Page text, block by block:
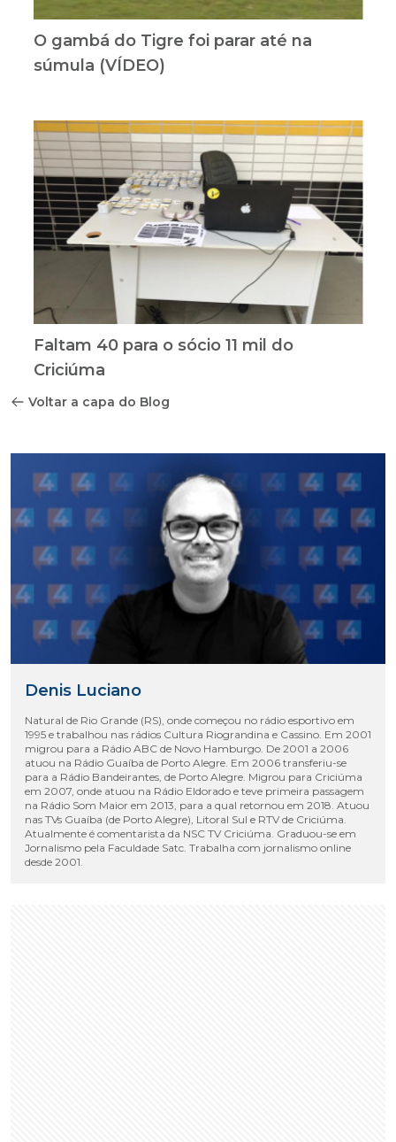
O gambá do Tigre foi parar até na
súmula (VÍDEO)
Faltam 40 para o sócio 11 mil do
Criciúma
Voltar a capa do Blog
Denis Luciano
Natural de Rio Grande (RS), onde começou no rádio esportivo em
1995 e trabalhou nas rádios Cultura Riograndina e Cassino. Em 2001
migrou para a Rádio ABC de Novo Hamburgo. De 2001 a 2006
atuou na Rádio Guaíba de Porto Alegre. Em 2006 transferiu-se
para a Rádio Bandeirantes, de Porto Alegre. Migrou para Criciúma
em 2007, onde atuou na Rádio Eldorado e teve primeira passagem
na Rádio Som Maior em 2013, para a qual retornou em 2018. Atuou
nas TVs Guaíba (de Porto Alegre), Litoral Sul e RTV de Criciúma.
Atualmente é comentarista da NSC TV Criciúma. Graduou-se em
Jornalismo pela Faculdade Satc. Trabalha com jornalismo online
desde 2001.